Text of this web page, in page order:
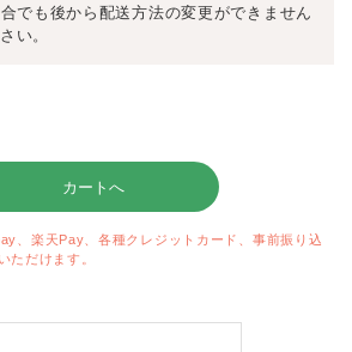
でも後から配送方法の変更ができません
い。
、楽天Pay、各種クレジットカード、事前振り込
ただけます。